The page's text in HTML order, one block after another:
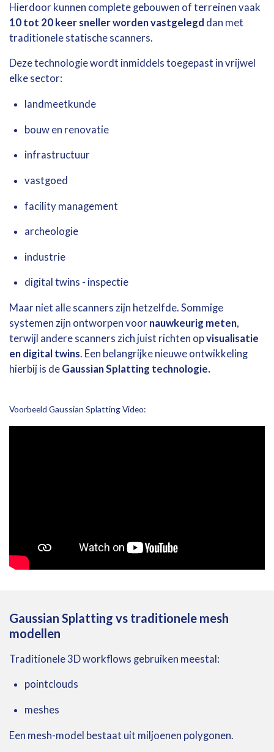
Hierdoor kunnen complete gebouwen of terreinen vaak
10 tot 20 keer snellerwordenvastgelegd dan met
traditionele statische scanners.
Dezetechnologiewordt inmiddels toegepast in vrijwel
elke sector:
landmeetkunde
bouw en renovatie
infrastructuur
vastgoed
facility management
archeologie
industrie
digital twins - inspectie
Maar niet alle scanners zijn hetzelfde. Sommige
systemen zijn ontworpen voor nauwkeurig meten,
terwijl andere scanners zich juist richten opvisualisatie
en digital twins. Een belangrijke nieuwe ontwikkeling
hierbij is de GaussianSplatting technologie.
Voorbeeld Gaussian Splatting Video:
Gaussian Splatting vs traditionele mesh
modellen
Traditionele3Dworkflows gebruiken meestal:
pointclouds
meshes
Een mesh-model bestaat uit miljoenen polygonen.